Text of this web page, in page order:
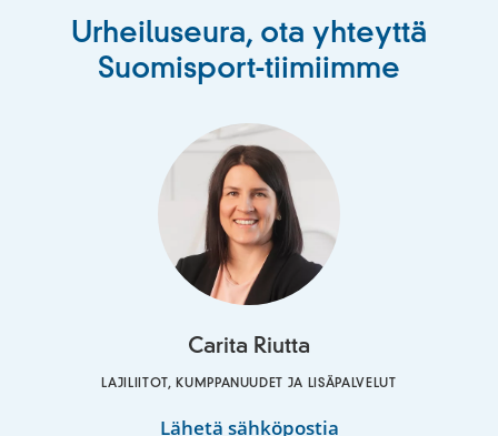
Urheiluseura, ota yhteyttä
Suomisport-tiimiimme
Carita Riutta
LAJILIITOT, KUMPPANUUDET JA LISÄPALVELUT
Lähetä sähköpostiaCarita